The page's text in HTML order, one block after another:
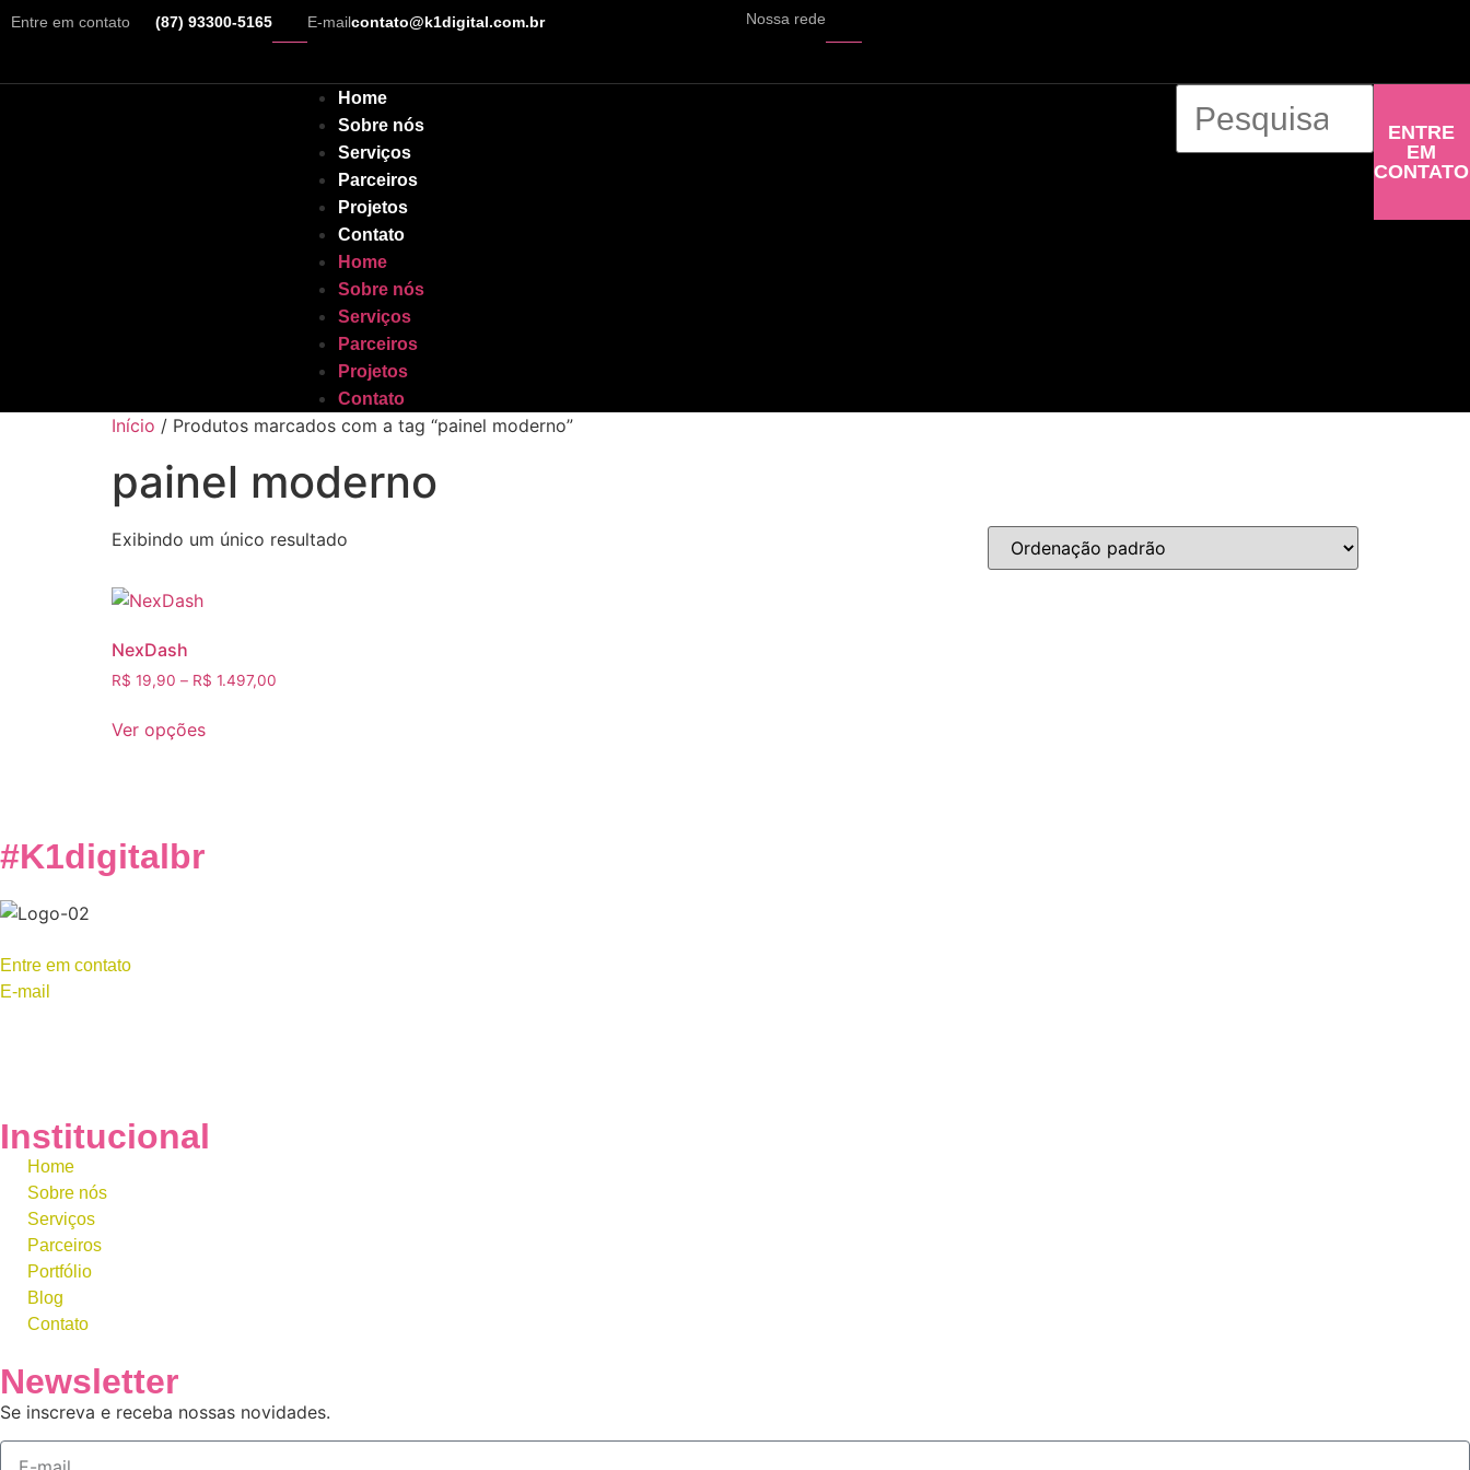
Entre em contato (87) 93300-5165 E-mailcontato@k1digital.com.br Nossa rede
Home
Sobre nós
Serviços
Parceiros
Projetos
Contato
Home
Sobre nós
Serviços
Parceiros
Projetos
Contato
ENTRE
EM
CONTATO
Início / Produtos marcados com a tag “painel moderno”
painel moderno
Exibindo um único resultado
NexDash
R$ 19,90 – R$ 1.497,00
Ver opções
#K1digitalbr
Entre em contato
E-mail
Institucional
Home
Sobre nós
Serviços
Parceiros
Portfólio
Blog
Contato
Newsletter
Se inscreva e receba nossas novidades.